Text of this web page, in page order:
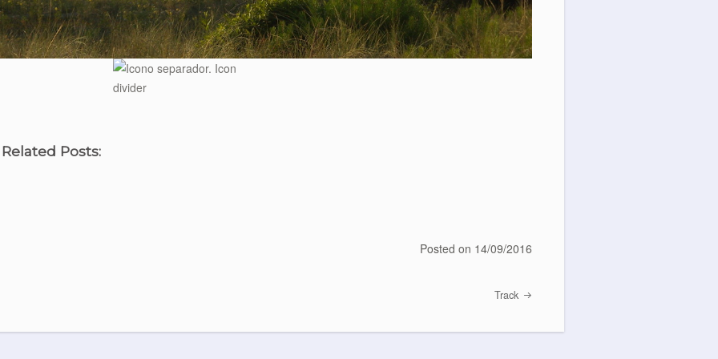
Posts:
Posted on 14/09/2016
Track